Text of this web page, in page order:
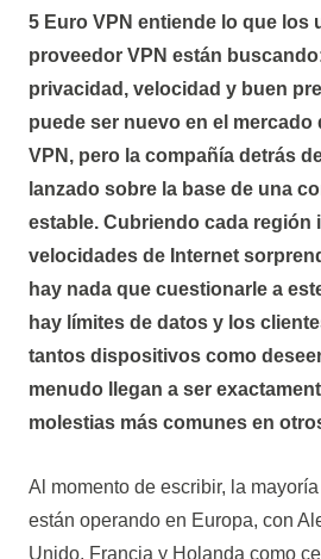
5 Euro VPN entiende lo que los
proveedor VPN están
privacidad, velocidad y buen
puede ser nuevo en el mercado
VPN, pero la compañía detrás
lanzado sobre la base de una
estable. Cubriendo cada región
velocidades de Internet
hay nada que cuestionarle a
hay límites de datos y los
tantos dispositivos como
menudo llegan a ser
molestias más comunes en
Al momento de escribir, la
están operando en Europa, con
Unido, Francia y Holanda como